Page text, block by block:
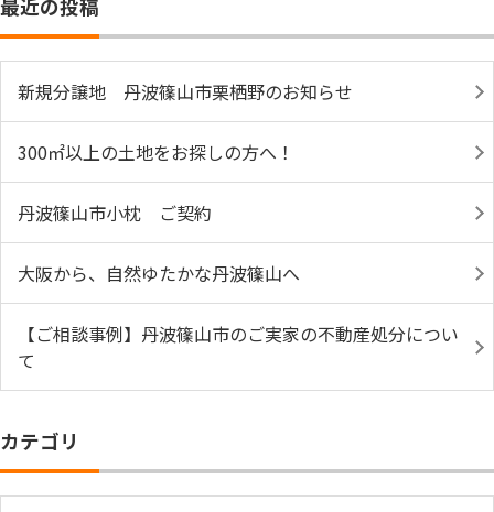
最近の投稿
新規分譲地 丹波篠山市栗栖野のお知らせ
300㎡以上の土地をお探しの方へ！
丹波篠山市小枕 ご契約
大阪から、自然ゆたかな丹波篠山へ
【ご相談事例】丹波篠山市のご実家の不動産処分につい
て
カテゴリ